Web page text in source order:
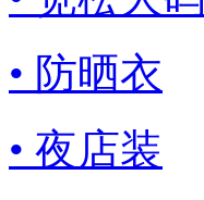
• 防晒衣
• 夜店装